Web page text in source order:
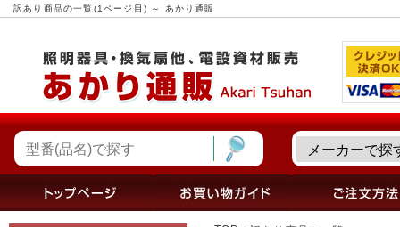
訳あり商品の一覧(1ページ目) ～ あかり通販